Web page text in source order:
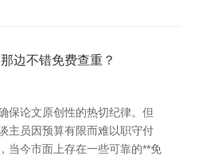
边不错免费查重？
保论文原创性的热切纪律。但
主员因预算有限而难以职守付
当今市面上存在一些可靠的**免